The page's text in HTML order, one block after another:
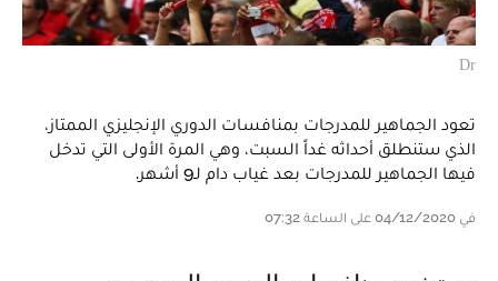
Dr
تعود الجماهير للمدرجات بمنافسات الدوري الإنجليزي الممتاز،
الذي ستنطلق أحداثه غداً السبت، وهي المرة الأولى التي تدخل
فيها الجماهير للمدرجات بعد غياب دام لـ9 أشهر.
في 04/12/2020 على الساعة 07:32